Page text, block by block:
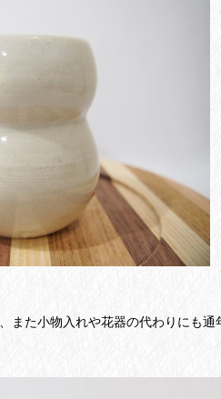
また小物入れや花器の代わりにも通